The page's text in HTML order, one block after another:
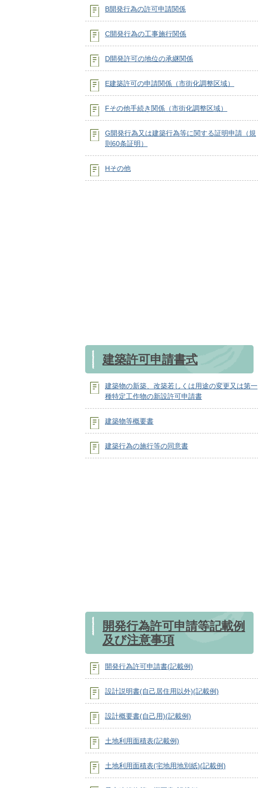
B開発行為の許可申請関係
C開発行為の工事施行関係
D開発許可の地位の承継関係
E建築許可の申請関係（市街化調整区域）
Fその他手続き関係（市街化調整区域）
G開発行為又は建築行為等に関する証明申請（規
則60条証明）
Hその他
建築許可申請書式
建築物の新築、改築若しくは用途の変更又は第一
種特定工作物の新設許可申請書
建築物等概要書
建築行為の施行等の同意書
開発行為許可申請等記載例
及び注意事項
開発行為許可申請書(記載例)
設計説明書(自己居住用以外)(記載例)
設計概要書(自己用)(記載例)
土地利用面積表(記載例)
土地利用面積表(宅地用地別紙)(記載例)